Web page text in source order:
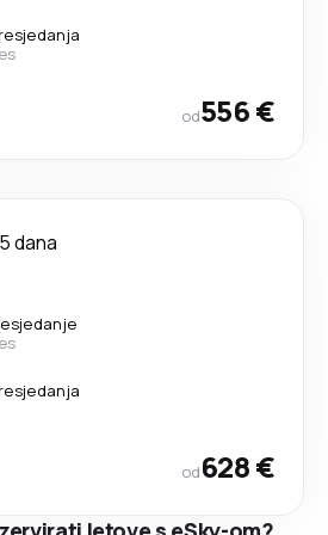
od556 €
5 dana
od628 €